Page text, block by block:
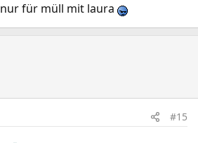
für müll mit laura
#15